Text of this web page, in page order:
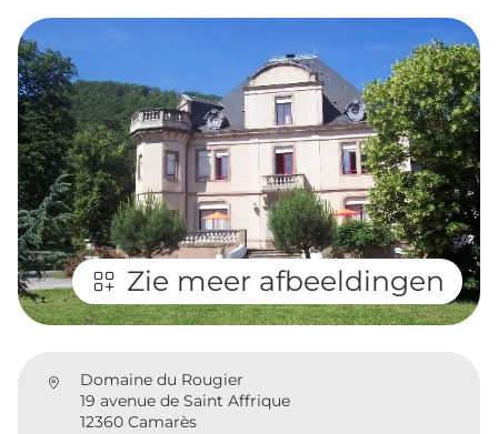
Zie meer afbeeldingen
Domaine du Rougier
19 avenue de Saint Affrique
12360 Camarès